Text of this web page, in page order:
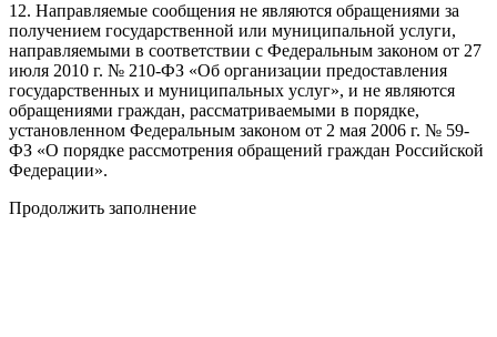
12. Направляемые сообщения не являются обращениями за
получением государственной или муниципальной услуги,
направляемыми в соответствии с Федеральным законом от 27
июля 2010 г. № 210-ФЗ «Об организации предоставления
государственных и муниципальных услуг», и не являются
обращениями граждан, рассматриваемыми в порядке,
установленном Федеральным законом от 2 мая 2006 г. № 59-
ФЗ «О порядке рассмотрения обращений граждан Российской
Федерации».
Продолжить заполнение